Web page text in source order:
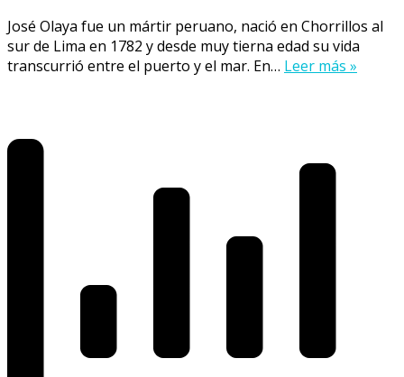
José Olaya fue un mártir peruano, nació en Chorrillos al
sur de Lima en 1782 y desde muy tierna edad su vida
transcurrió entre el puerto y el mar. En… Leer más »